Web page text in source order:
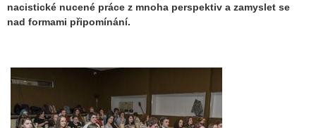
nacistické nucené práce z mnoha perspektiv a zamyslet se
nad formami připomínání.